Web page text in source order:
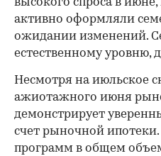
высокого спроса в
активно оформляли
ожидании изменений.
естественному уровню,
Несмотря на июльское
ажиотажного июня
демонстрирует
счет рыночной
программ в общем